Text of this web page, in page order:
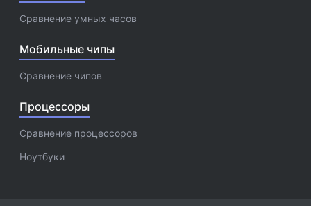
Сравнение умных часов
Мобильные чипы
Сравнение чипов
Процессоры
Сравнение процессоров
Ноутбуки